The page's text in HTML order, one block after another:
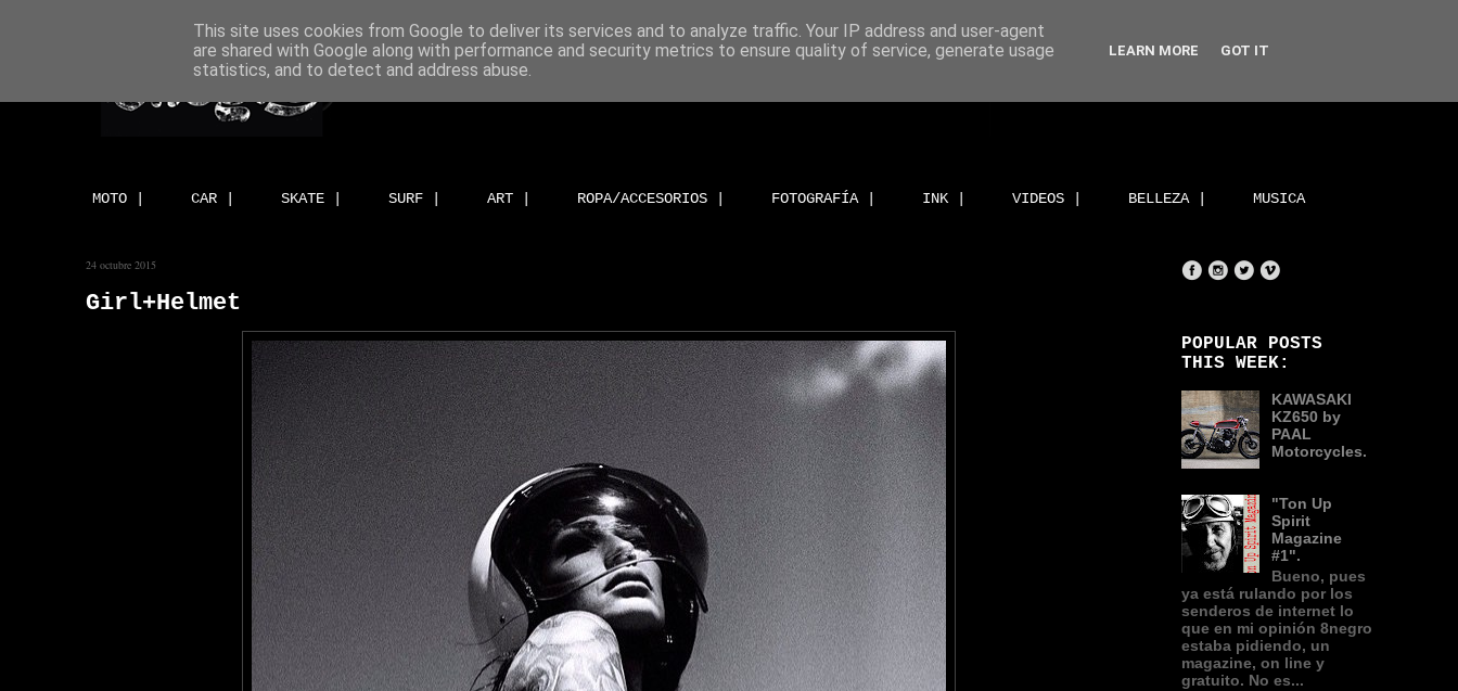
MOTO | CAR | SKATE | SURF | ART | ROPA/ACCESORIOS | FOTOGRAFÍA | INK | VIDEOS | BELLEZA | MUSICA
24 octubre 2015
Girl+Helmet
POPULAR POSTS
THIS WEEK:
KAWASAKI
KZ650 by
PAAL
Motorcycles.
"Ton Up
Spirit
Magazine
#1".
Bueno, pues
ya está rulando por los
senderos de internet lo
que en mi opinión 8negro
estaba pidiendo, un
magazine, on line y
gratuito. No es...
This site uses cookies from Google to deliver its services and to analyze traffic. Your IP address and user-agent
are shared with Google along with performance and security metrics to ensure quality of service, generate usage
statistics, and to detect and address abuse.
LEARN MORE GOT IT